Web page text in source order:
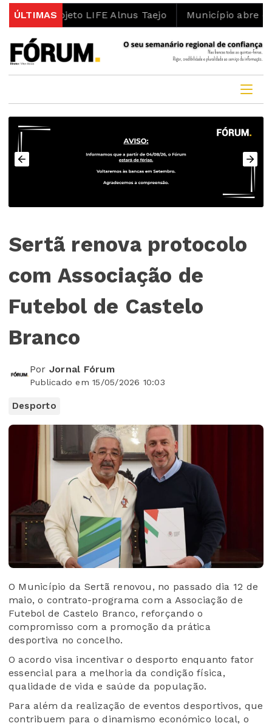
ÚLTIMASLIFE Alnus Taejo Município abre concurso
Sertã renova protocolo
com Associação de
Futebol de Castelo
Branco
Por Jornal Fórum
Publicado em 15/05/2026 10:03
Desporto
O Município da Sertã renovou, no passado dia 12 de
maio, o contrato-programa com a Associação de
Futebol de Castelo Branco, reforçando o
compromisso com a promoção da prática
desportiva no concelho.
O acordo visa incentivar o desporto enquanto fator
essencial para a melhoria da condição física,
qualidade de vida e saúde da população.
Para além da realização de eventos desportivos, que
contribuem para o dinamismo económico local, o